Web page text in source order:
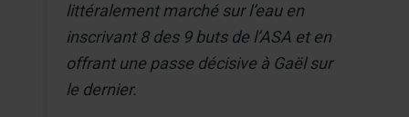
littéralement marché sur l’eau en
inscrivant 8 des 9 buts de l’ASA et en
offrant une passe décisive à Gaël sur
le dernier.